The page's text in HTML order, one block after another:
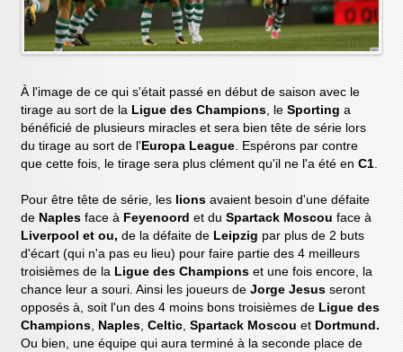
À l'image de ce qui s'était passé en début de saison avec le
tirage au sort de la Ligue des Champions, leSportinga
bénéficié de plusieurs miracles et sera bien tête de série lors
du tirage au sort de l' Europa League. Espérons par contre
que cette fois, le tirage sera plus clément qu'il ne l'a été enC1.
Pour être tête de série, les lionsavaient besoin d'une défaite
deNaplesface à Feyenoordet duSpartack Moscou face à
Liverpool et ou,de la défaite de Leipzigpar plus de 2 buts
d'écart (qui n'a pas eu lieu) pour faire partie des 4 meilleurs
troisièmes de la Ligue des Champions et une fois encore, la
chance leur a souri. Ainsi les joueurs deJorge Jesus seront
opposés à, soit l'un des 4 moins bons troisièmes de Ligue des
Champions, Naples,Celtic,Spartack Moscou et Dortmund.
Ou bien, une équipe qui aura terminé à la seconde place de